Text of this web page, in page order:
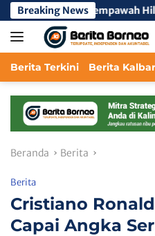
Langsung
ke
konten
Breaking News
Negeri 2 Mempawah Hilir
Berita Terkini Berita Kalbar
Beranda Berita
Berita
Cristiano
Capai Angka